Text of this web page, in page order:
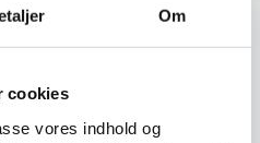
Om
cookies
vores indhold og